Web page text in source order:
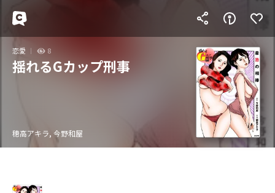
恋愛 8
揺れるGカップ刑事
穂高アキラ, 今野和屋